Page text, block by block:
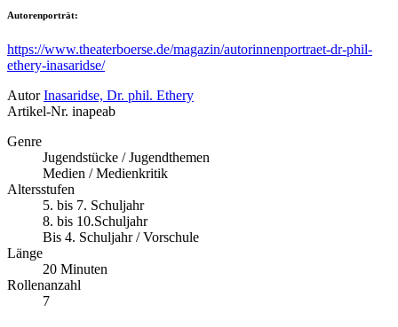
Autorenporträt:
https://www.theaterboerse.de/magazin/autorinnenportraet-dr-phil-
ethery-inasaridse/
Autor Inasaridse, Dr. phil. Ethery
Artikel-Nr. inapeab
Genre
Jugendstücke / Jugendthemen
Medien / Medienkritik
Altersstufen
5. bis 7. Schuljahr
8. bis 10.Schuljahr
Bis 4. Schuljahr / Vorschule
Länge
20 Minuten
Rollenanzahl
7